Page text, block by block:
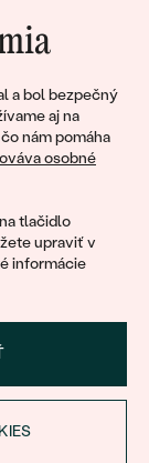
a bol bezpečný
aj na
nám pomáha
osobné
tlačidlo
upraviť v
informácie